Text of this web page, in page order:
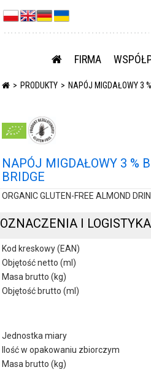
FIRMA
PRODUKTY NAPÓJ MIGDAŁOWY 3
NAPÓJ MIGDAŁOWY 3 %
BRIDGE
ORGANIC GLUTEN-FREE ALMOND
OZNACZENIA I LOGISTYKA
Kod kreskowy (EAN)
Objętość netto (ml)
Masa brutto (kg)
Objętość brutto (ml)
Jednostka miary
Ilość w opakowaniu zbiorczym
Masa brutto (kg)